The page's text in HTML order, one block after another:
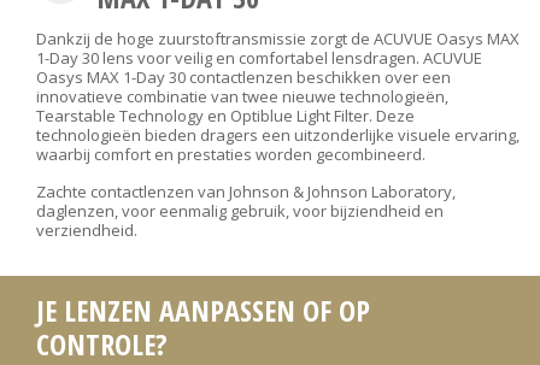
Dankzij de hoge zuurstoftransmissie zorgt de ACUVUE Oasys MAX
1-Day 30 lens voor veilig en comfortabel lensdragen. ACUVUE
Oasys MAX 1-Day 30 contactlenzen beschikken over een
innovatieve combinatie van twee nieuwe technologieën,
Tearstable Technology en Optiblue Light Filter. Deze
technologieën bieden dragers een uitzonderlijke visuele ervaring,
waarbij comfort en prestaties worden gecombineerd.
Zachte contactlenzen van Johnson & Johnson Laboratory,
daglenzen, voor eenmalig gebruik, voor bijziendheid en
verziendheid.
JE LENZEN AANPASSEN OF OP
CONTROLE?